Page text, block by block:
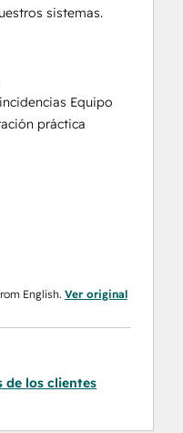
sistemas.
Equipo
práctica
English. Ver original
de los clientes